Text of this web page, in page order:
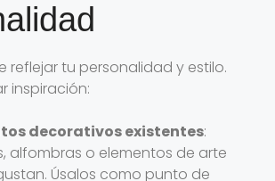
reflejar tu personalidad y estilo.
inspiración:
decorativos existentes:
alfombras o elementos de arte
Úsalos como punto de